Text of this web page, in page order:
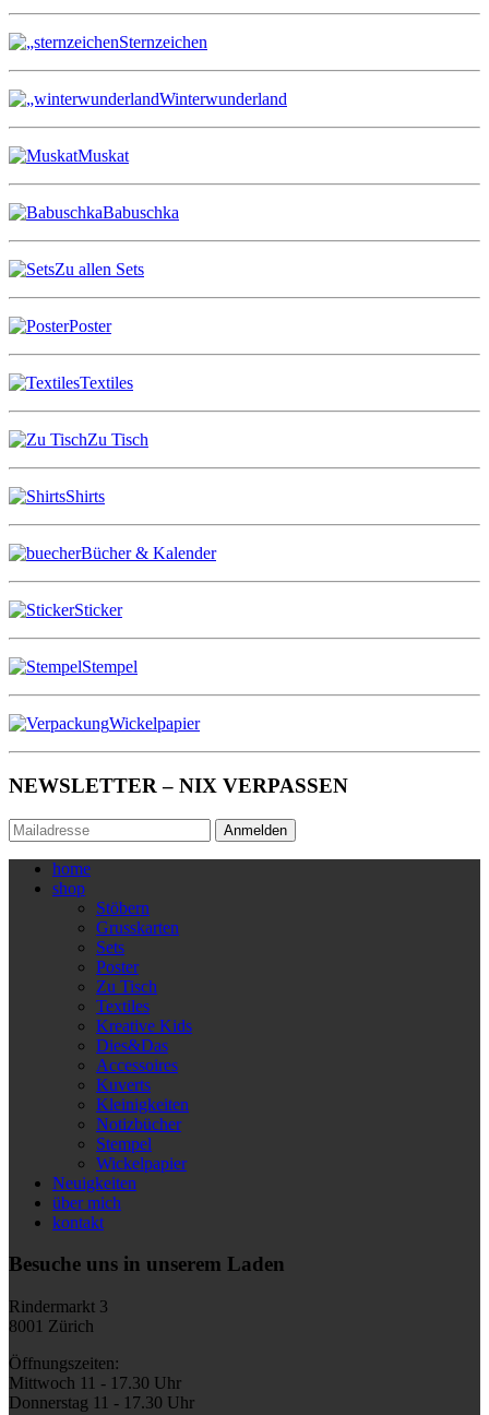
Sternzeichen
Winterwunderland
Muskat
Babuschka
Zu allen Sets
Poster
Textiles
Zu Tisch
Shirts
Bücher & Kalender
Sticker
Stempel
Wickelpapier
NEWSLETTER – NIX VERPASSEN
Anmelden
home
shop
Stöbern
Grusskarten
Sets
Poster
Zu Tisch
Textiles
Kreative Kids
Dies&Das
Accessoires
Kuverts
Kleinigkeiten
Notizbücher
Stempel
Wickelpapier
Neuigkeiten
über mich
kontakt
Besuche uns in unserem Laden
Rindermarkt 3
8001 Zürich
Öffnungszeiten:
Mittwoch 11 - 17.30 Uhr
Donnerstag 11 - 17.30 Uhr